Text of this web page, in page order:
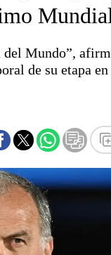
Olímpico
del Sur
A
y finanzas
el campo
empresas
Mundial
Mundo”,
de su etapa